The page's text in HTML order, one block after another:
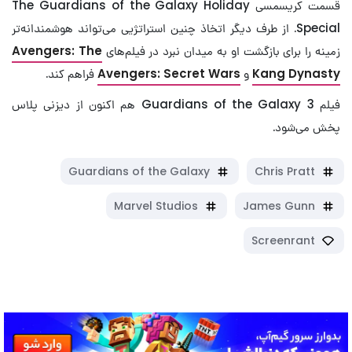
قسمت کریسمسی The Guardians of the Galaxy Holiday
Special. از طرف دیگر اتخاذ چنین استراتژیی می‌تواند هوشمندانه‌تر
زمینه را برای بازگشت او به میدان نبرد در فیلم‌هایAvengers: The
Kang Dynasty و Avengers: Secret Warsفراهم کند.
فیلم Guardians of the Galaxy 3 هم اکنون از دیزنی پلاس
پخش می‌شود.
Chris Pratt
Guardians of the Galaxy
James Gunn
Marvel Studios
Screenrant